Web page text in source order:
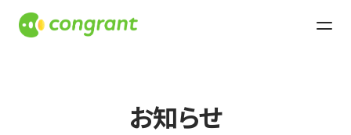
お知らせ